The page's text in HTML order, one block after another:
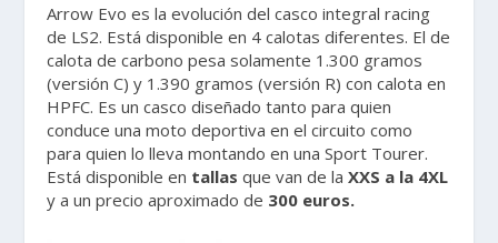
Arrow Evo es la evolución del casco integral racing
de LS2. Está disponible en 4 calotas diferentes. El de
calota de carbono pesa solamente 1.300 gramos
(versión C) y 1.390 gramos (versión R) con calota en
HPFC. Es un casco diseñado tanto para quien
conduce una moto deportiva en el circuito como
para quien lo lleva montando en una Sport Tourer.
Está disponible en tallas que van de laXXS a la 4XL
y a un precio aproximado de 300 euros.